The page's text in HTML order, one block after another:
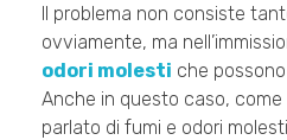
Il problema non consiste
ovviamente, ma
odori molesti che
Anche in questo caso,
parlato di fumi e odori